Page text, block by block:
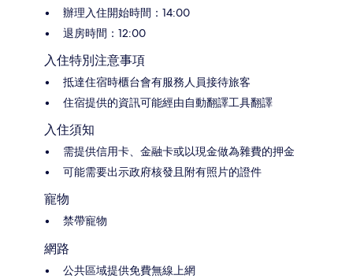
辦理入住開始時間：14:00
退房時間：12:00
入住特別注意事項
抵達住宿時櫃台會有服務人員接待旅客
住宿提供的資訊可能經由自動翻譯工具翻譯
入住須知
需提供信用卡、金融卡或以現金做為雜費的押金
可能需要出示政府核發且附有照片的證件
寵物
禁帶寵物
網路
公共區域提供免費無線上網